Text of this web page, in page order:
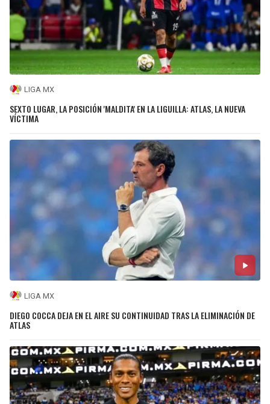
LIGA MX
SEXTO LUGAR, LA POSICIÓN 'MALDITA' EN LA LIGUILLA: ATLAS, LA NUEVA
VÍCTIMA
LIGA MX
DIEGO COCCA DEJA EN EL AIRE SU CONTINUIDAD TRAS LA ELIMINACIÓN DE
ATLAS